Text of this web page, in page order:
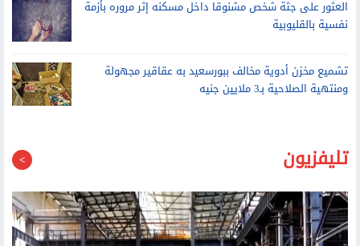
العثور على جثة شخص مشنوقا داخل مسكنه إثر مروره بأزمة
نفسية بالقليوبية
تشميع مخزن أدوية مخالف ببورسعيد به عقاقير مجهولة
ومنتهية الصلاحية بـ3 ملايين جنيه
تليفزيون